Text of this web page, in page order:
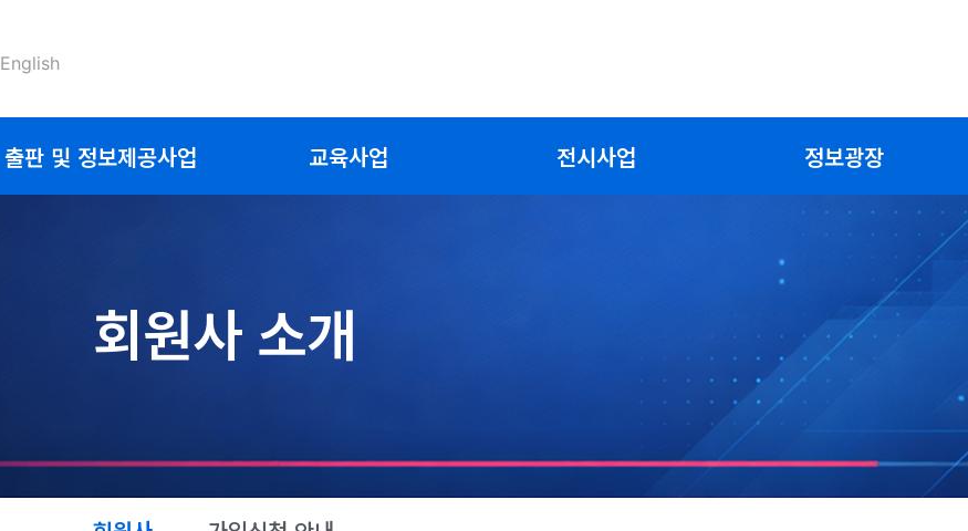
English
출판 및 정보제공사업 교육사업 전시사업 정보광장
회원사 소개